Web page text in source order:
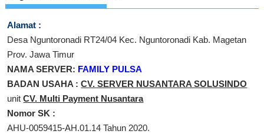
Alamat :
Desa Nguntoronadi RT24/04 Kec. Nguntoronadi Kab. Magetan
Prov. Jawa Timur
NAMA SERVER: FAMILY PULSA
BADAN USAHA :CV. SERVER NUSANTARA SOLUSINDO
unitCV. Multi Payment Nusantara
Nomor SK :
AHU-0059415-AH.01.14 Tahun 2020.